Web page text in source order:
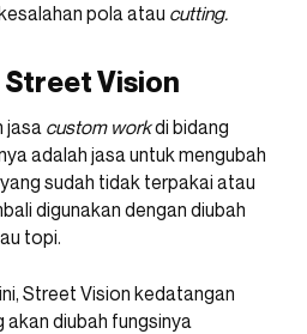
pola atau cutting.
Vision
jasacustom workdi bidang
adalah jasa untuk mengubah
sudah tidak terpakai atau
digunakan dengan diubah
topi.
Street Vision kedatangan
diubah fungsinya